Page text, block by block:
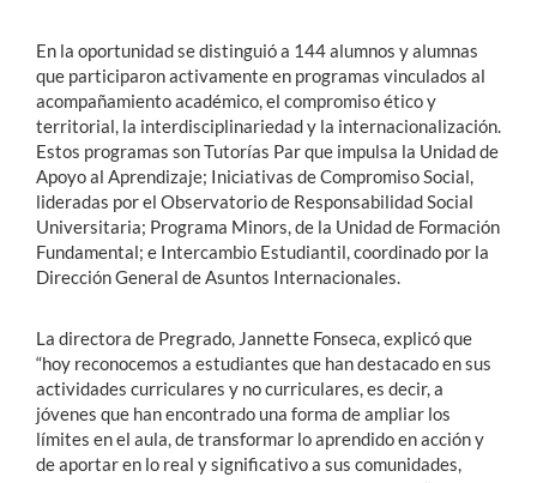
En la oportunidad se distinguió a 144 alumnos y alumnas
que participaron activamente en programas vinculados al
acompañamiento académico, el compromiso ético y
territorial, la interdisciplinariedad y la internacionalización.
Estos programas son Tutorías Par que impulsa la Unidad de
Apoyo al Aprendizaje; Iniciativas de Compromiso Social,
lideradas por el Observatorio de Responsabilidad Social
Universitaria; Programa Minors, de la Unidad de Formación
Fundamental; e Intercambio Estudiantil, coordinado por la
Dirección General de Asuntos Internacionales.
La directora de Pregrado, Jannette Fonseca, explicó que
“hoy reconocemos a estudiantes que han destacado en sus
actividades curriculares y no curriculares, es decir, a
jóvenes que han encontrado una forma de ampliar los
límites en el aula, de transformar lo aprendido en acción y
de aportar en lo real y significativo a sus comunidades,